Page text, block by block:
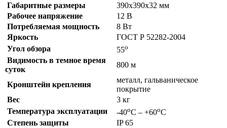
Габаритные размеры
390х390х32 мм
Рабочее напряжение
12 В
Потребляемая мощность
8 Вт
Яркость
ГОСТ Р 52282-2004
Угол обзора
55о
Видимость в темное время
суток
800 м
Кронштейн крепления
металл, гальваническое
покрытие
Вес
3 кг
Температура эксплуатации
-40оС – +60оС
Степень защиты
IP 65